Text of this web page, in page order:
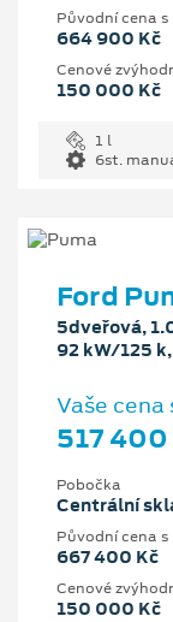
Původní cena s
664 900 Kč
Cenové
150 000 Kč
1 l
6st.
Ford
5dveřová,
92 kW/125
Vaše cena
517 400
Pobočka
Centrální
Původní cena s
667 400 Kč
Cenové
150 000 Kč